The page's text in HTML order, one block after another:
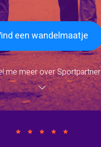
een wandelmaatje
me meer over Sportpartner